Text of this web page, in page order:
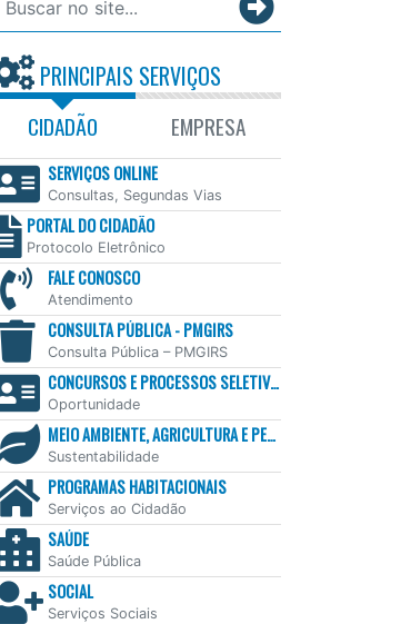
PRINCIPAIS SERVIÇOS
CIDADÃO EMPRESA
SERVIÇOS ONLINE
Consultas, Segundas Vias
PORTAL DO CIDADÃO
Protocolo Eletrônico
FALE CONOSCO
Atendimento
CONSULTA PÚBLICA - PMGIRS
Consulta Pública – PMGIRS
CONCURSOS E PROCESSOS SELETIVOS
Oportunidade
MEIO AMBIENTE, AGRICULTURA E PESCA
Sustentabilidade
PROGRAMAS HABITACIONAIS
Serviços ao Cidadão
SAÚDE
Saúde Pública
SOCIAL
Serviços Sociais